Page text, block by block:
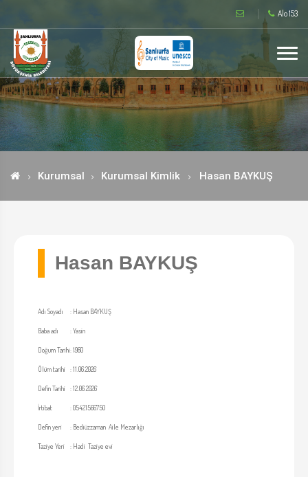
Alo 153
Kurumsal Kurumsal Kimlik Hasan BAYKUŞ
Hasan BAYKUŞ
Adı Soyadı : Hasan BAYKUŞ
Baba adı :Yasin
Doğum Tarihi:1960
Ölüm tarihi :11.06.2026
Defin Tarihi :12.06.2026
İrtibat :05421566750
Defin yeri : Bediüzzaman Aile Mezarlığı
Taziye Yeri : Hadi Taziye evi